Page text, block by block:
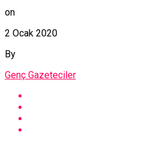
on
2 Ocak 2020
By
Genç Gazeteciler